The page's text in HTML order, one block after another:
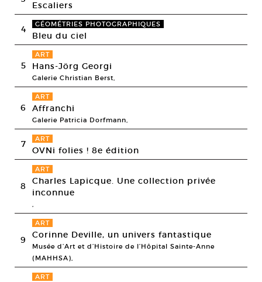
Escaliers
4 GÉOMÉTRIES PHOTOGRAPHIQUES
Bleu du ciel
5
ART
Hans-Jörg Georgi
Galerie Christian Berst,
6
ART
Affranchi
Galerie Patricia Dorfmann,
7 ART
OVNi folies ! 8e édition
8
ART
Charles Lapicque. Une collection privée
inconnue
,
9
ART
Corinne Deville, un univers fantastique
Musée d’Art et d’Histoire de l’Hôpital Sainte-Anne
(MAHHSA),
ART